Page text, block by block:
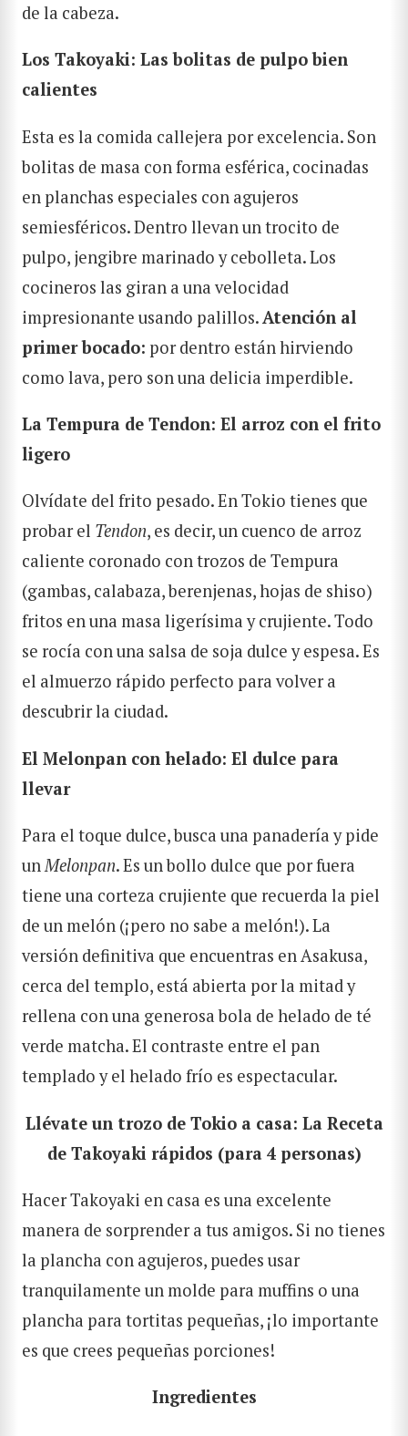
de la cabeza.
Los Takoyaki: Las bolitas de pulpo bien
calientes
Esta es la comida callejera por excelencia. Son
bolitas de masa con forma esférica, cocinadas
en planchas especiales con agujeros
semiesféricos. Dentro llevan un trocito de
pulpo, jengibre marinado y cebolleta. Los
cocineros las giran a una velocidad
impresionante usando palillos. Atención al
primer bocado: por dentro están hirviendo
como lava, pero son una delicia imperdible.
La Tempura de Tendon: El arroz con el frito
ligero
Olvídate del frito pesado. En Tokio tienes que
probar el Tendon, es decir, un cuenco de arroz
caliente coronado con trozos de Tempura
(gambas, calabaza, berenjenas, hojas de shiso)
fritos en una masa ligerísima y crujiente. Todo
se rocía con una salsa de soja dulce y espesa. Es
el almuerzo rápido perfecto para volver a
descubrir la ciudad.
El Melonpan con helado: El dulce para
llevar
Para el toque dulce, busca una panadería y pide
unMelonpan. Es un bollo dulce que por fuera
tiene una corteza crujiente que recuerda la piel
de un melón (¡pero no sabe a melón!). La
versión definitiva que encuentras en Asakusa,
cerca del templo, está abierta por la mitad y
rellena con una generosa bola de helado de té
verde matcha. El contraste entre el pan
templado y el helado frío es espectacular.
Llévate un trozo de Tokio a casa: La Receta
de Takoyaki rápidos (para 4 personas)
Hacer Takoyaki en casa es una excelente
manera de sorprender a tus amigos. Si no tienes
la plancha con agujeros, puedes usar
tranquilamente un molde para muffins o una
plancha para tortitas pequeñas, ¡lo importante
es que crees pequeñas porciones!
Ingredientes